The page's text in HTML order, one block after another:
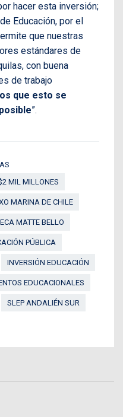
hacer esta inversión;
Educación, por el
que nuestras
estándares de
con buena
de trabajo
que esto se
”.
MIL MILLONES
MARINA DE CHILE
MATTE BELLO
PÚBLICA
INVERSIÓN EDUCACIÓN
EDUCACIONALES
SLEP ANDALIÉN SUR